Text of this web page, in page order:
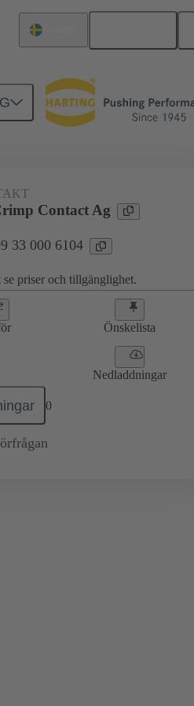
09 33 000 6104
Contact Ag
33 000 6104
priser och tillgänglighet.
Önskelista
Nedladdningar
0